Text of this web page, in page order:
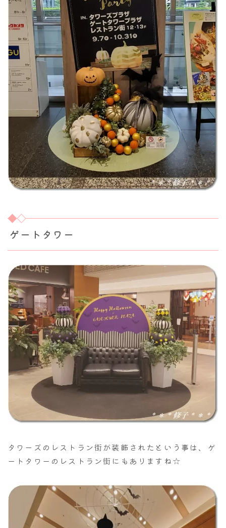
ゲートタワー
タワーズのレストラン街が装飾されたという事は、ゲ
ートタワーのレストラン街にもありますね☆